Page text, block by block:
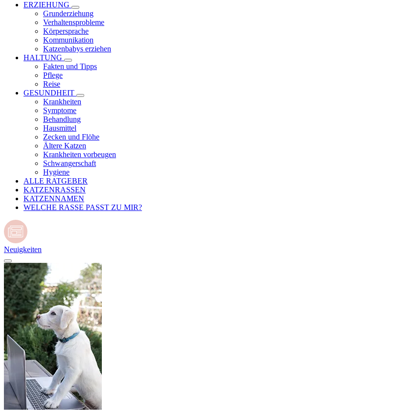
ERZIEHUNG
Grunderziehung
Verhaltensprobleme
Körpersprache
Kommunikation
Katzenbabys erziehen
HALTUNG
Fakten und Tipps
Pflege
Reise
GESUNDHEIT
Krankheiten
Symptome
Behandlung
Hausmittel
Zecken und Flöhe
Ältere Katzen
Krankheiten vorbeugen
Schwangerschaft
Hygiene
ALLE RATGEBER
KATZENRASSEN
KATZENNAMEN
WELCHE RASSE PASST ZU MIR?
Neuigkeiten